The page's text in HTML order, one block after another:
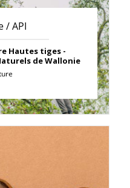
/ API
Hautes tiges -
de Wallonie